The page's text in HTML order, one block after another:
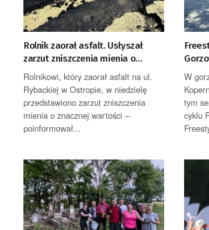
Rolnik zaorał asfalt. Usłyszał
zarzut zniszczenia mienia o
znacznej wartości
Rolnikowi, który zaorał asfalt na ul.
Rybackiej w Ostropie, w niedzielę
przedstawiono zarzut zniszczenia
mienia o znacznej wartości –
poinformował...
BMX
W
tym
cyklu